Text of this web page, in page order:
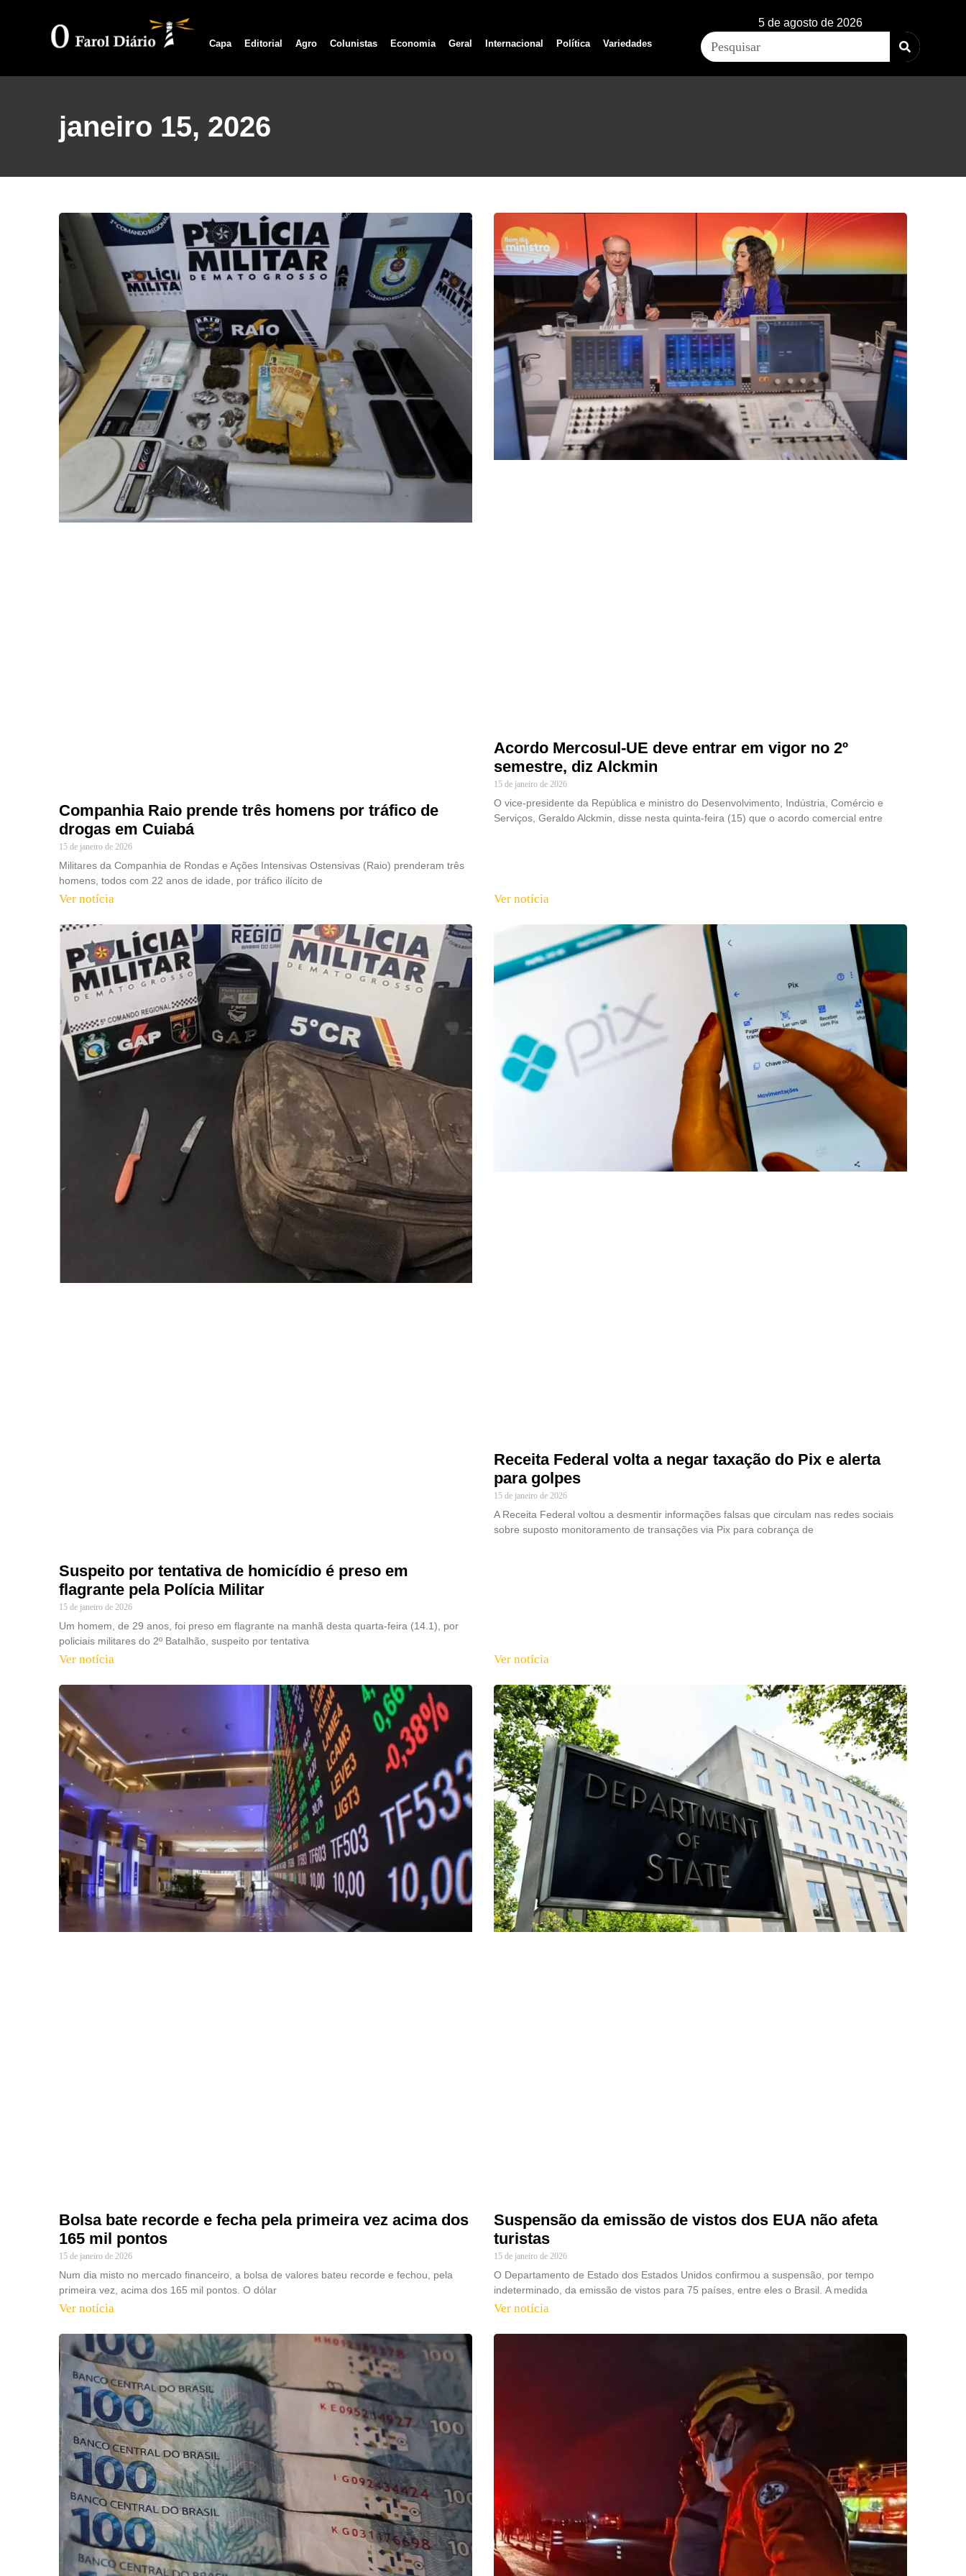
Capa Editorial Agro Colunistas Economia Geral Internacional Política Variedades
5 de agosto de 2026
janeiro 15, 2026
Companhia Raio prende três homens por tráfico de
drogas em Cuiabá
15 de janeiro de 2026
Militares da Companhia de Rondas e Ações Intensivas Ostensivas (Raio) prenderam três
homens, todos com 22 anos de idade, por tráfico ilícito de
Ver notícia
Acordo Mercosul-UE deve entrar em vigor no 2º
semestre, diz Alckmin
15 de janeiro de 2026
O vice-presidente da República e ministro do Desenvolvimento, Indústria, Comércio e
Serviços, Geraldo Alckmin, disse nesta quinta-feira (15) que o acordo comercial entre
Ver notícia
Suspeito por tentativa de homicídio é preso em
flagrante pela Polícia Militar
15 de janeiro de 2026
Um homem, de 29 anos, foi preso em flagrante na manhã desta quarta-feira (14.1), por
policiais militares do 2º Batalhão, suspeito por tentativa
Ver notícia
Receita Federal volta a negar taxação do Pix e alerta
para golpes
15 de janeiro de 2026
A Receita Federal voltou a desmentir informações falsas que circulam nas redes sociais
sobre suposto monitoramento de transações via Pix para cobrança de
Ver notícia
Bolsa bate recorde e fecha pela primeira vez acima dos
165 mil pontos
15 de janeiro de 2026
Num dia misto no mercado financeiro, a bolsa de valores bateu recorde e fechou, pela
primeira vez, acima dos 165 mil pontos. O dólar
Ver notícia
Suspensão da emissão de vistos dos EUA não afeta
turistas
15 de janeiro de 2026
O Departamento de Estado dos Estados Unidos confirmou a suspensão, por tempo
indeterminado, da emissão de vistos para 75 países, entre eles o Brasil. A medida
Ver notícia